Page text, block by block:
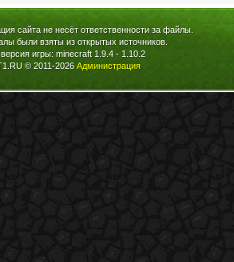
сайта не несёт ответственности за файлы.
были взяты из открытых источников.
игры: minecraft 1.9.4 - 1.10.2
© 2011-2026 Администрация